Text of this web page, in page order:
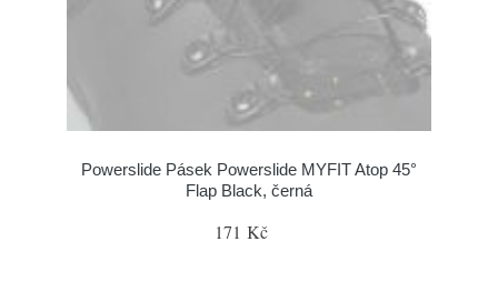
Powerslide Pásek Powerslide MYFIT Atop 45°
Flap Black, černá
171 Kč